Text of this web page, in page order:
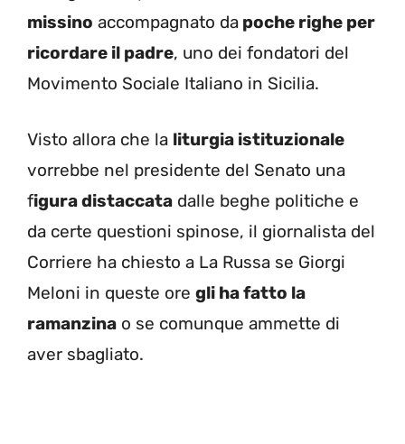
missino accompagnato da poche righe per
ricordare il padre, uno dei fondatori del
Movimento Sociale Italiano in Sicilia.
Visto allora che la liturgia istituzionale
vorrebbe nel presidente del Senato una
figura distaccata dalle beghe politiche e
da certe questioni spinose, il giornalista del
Corriere ha chiesto a La Russa se Giorgi
Meloni in queste ore gli ha fatto la
ramanzina o se comunque ammette di
aver sbagliato.